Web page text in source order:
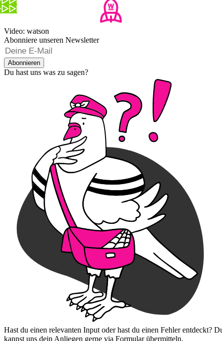
Video: watson
Abonniere unseren Newsletter
Abonnieren
Du hast uns was zu sagen?
Hast du einen relevanten Input oder hast du einen Fehler entdeckt?
kannst uns dein Anliegen gerne via Formular übermitteln.